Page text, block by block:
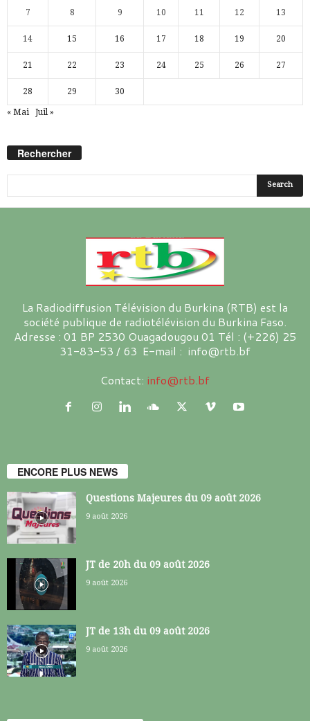
7 8 9 10 11 12 13
14 15 16 17 18 19 20
21 22 23 24 25 26 27
28 29 30
« Mai Juil »
Rechercher
La Radiodiffusion Télévision du Burkina (RTB) est la
société publique de radiotélévision du Burkina Faso.
Adresse : 01 BP 2530 Ouagadougou 01 Tél : (+226) 25
31-83-53 / 63 E-mail : info@rtb.bf
Contact: info@rtb.bf
ENCORE PLUS NEWS
Questions Majeures du 09 août 2026
9 août 2026
JT de 20h du 09 août 2026
9 août 2026
JT de 13h du 09 août 2026
9 août 2026